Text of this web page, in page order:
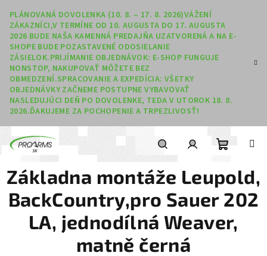
PLÁNOVANÁ DOVOLENKA (10. 8. – 17. 8. 2026)VÁŽENÍ
ZÁKAZNÍCI,V TERMÍNE OD 10. AUGUSTA DO 17. AUGUSTA
2026 BUDE NAŠA KAMENNÁ PREDAJŇA UZATVORENÁ A NA E-
SHOPE BUDE POZASTAVENÉ ODOSIELANIE
ZÁSIELOK.PRIJÍMANIE OBJEDNÁVOK: E-SHOP FUNGUJE
NONSTOP, NAKUPOVAŤ MÔŽETE BEZ
OBMEDZENÍ.SPRACOVANIE A EXPEDÍCIA: VŠETKY
OBJEDNÁVKY ZAČNEME POSTUPNE VYBAVOVAŤ
NASLEDUJÚCI DEŇ PO DOVOLENKE, TEDA V UTOROK 18. 8.
2026.ĎAKUJEME ZA POCHOPENIE A TRPEZLIVOSŤ!
Hľadať
Základna montáže Leupold,
BackCountry,pro Sauer 202
LA, jednodílná Weaver,
matně černá